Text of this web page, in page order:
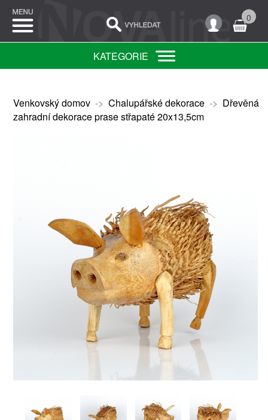
0
KATEGORIE
Venkovský domov-> Chalupářské dekorace-> Dřevěná
zahradní dekorace prase střapaté 20x13,5cm